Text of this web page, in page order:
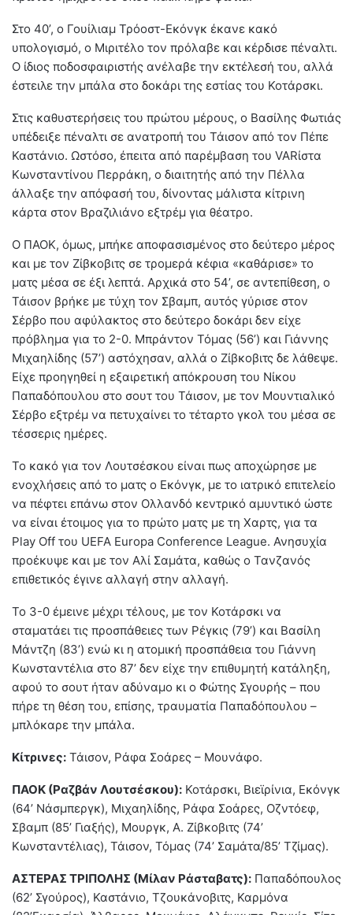
Στο 40’, ο Γουίλιαμ Τρόοστ-Εκόνγκ έκανε κακό
υπολογισμό, ο Μιριτέλο τον πρόλαβε και κέρδισε πέναλτι.
Ο ίδιος ποδοσφαιριστής ανέλαβε την εκτέλεσή του, αλλά
έστειλε την μπάλα στο δοκάρι της εστίας του Κοτάρσκι.
Στις καθυστερήσεις του πρώτου μέρους, ο Βασίλης Φωτιάς
υπέδειξε πέναλτι σε ανατροπή του Τάισον από τον Πέπε
Καστάνιο. Ωστόσο, έπειτα από παρέμβαση του VARίστα
Κωνσταντίνου Περράκη, ο διαιτητής από την Πέλλα
άλλαξε την απόφασή του, δίνοντας μάλιστα κίτρινη
κάρτα στον Βραζιλιάνο εξτρέμ για θέατρο.
Ο ΠΑΟΚ, όμως, μπήκε αποφασισμένος στο δεύτερο μέρος
και με τον Ζίβκοβιτς σε τρομερά κέφια «καθάρισε» το
ματς μέσα σε έξι λεπτά. Αρχικά στο 54’, σε αντεπίθεση, ο
Τάισον βρήκε με τύχη τον Σβαμπ, αυτός γύρισε στον
Σέρβο που αφύλακτος στο δεύτερο δοκάρι δεν είχε
πρόβλημα για το 2-0. Μπράντον Τόμας (56’) και Γιάννης
Μιχαηλίδης (57’) αστόχησαν, αλλά ο Ζίβκοβιτς δε λάθεψε.
Είχε προηγηθεί η εξαιρετική απόκρουση του Νίκου
Παπαδόπουλου στο σουτ του Τάισον, με τον Μουντιαλικό
Σέρβο εξτρέμ να πετυχαίνει το τέταρτο γκολ του μέσα σε
τέσσερις ημέρες.
Το κακό για τον Λουτσέσκου είναι πως αποχώρησε με
ενοχλήσεις από το ματς ο Εκόνγκ, με το ιατρικό επιτελείο
να πέφτει επάνω στον Ολλανδό κεντρικό αμυντικό ώστε
να είναι έτοιμος για το πρώτο ματς με τη Χαρτς, για τα
Play Off του UEFA Europa Conference League. Ανησυχία
προέκυψε και με τον Αλί Σαμάτα, καθώς ο Τανζανός
επιθετικός έγινε αλλαγή στην αλλαγή.
Το 3-0 έμεινε μέχρι τέλους, με τον Κοτάρσκι να
σταματάει τις προσπάθειες των Ρέγκις (79’) και Βασίλη
Μάντζη (83’) ενώ κι η ατομική προσπάθεια του Γιάννη
Κωνσταντέλια στο 87’ δεν είχε την επιθυμητή κατάληξη,
αφού το σουτ ήταν αδύναμο κι ο Φώτης Σγουρής – που
πήρε τη θέση του, επίσης, τραυματία Παπαδόπουλου –
μπλόκαρε την μπάλα.
Κίτρινες: Τάισον, Ράφα Σοάρες – Μουνάφο.
ΠΑΟΚ (Ραζβάν Λουτσέσκου): Κοτάρσκι, Βιεϊρίνια, Εκόνγκ
(64’ Νάσμπεργκ), Μιχαηλίδης, Ράφα Σοάρες, Οζντόεφ,
Σβαμπ (85’ Γιαξής), Μουργκ, Α. Ζίβκοβιτς (74’
Κωνσταντέλιας), Τάισον, Τόμας (74’ Σαμάτα/85’ Τζίμας).
ΑΣΤΕΡΑΣ ΤΡΙΠΟΛΗΣ (Μίλαν Ράσταβατς): Παπαδόπουλος
(62’ Σγούρος), Καστάνιο, Τζουκάνοβιτς, Καρμόνα